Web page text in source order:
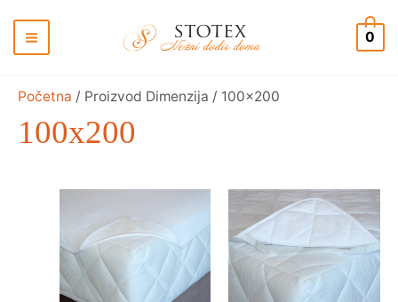
sadržaj
0
Početna / Proizvod Dimenzija / 100x200
100x200